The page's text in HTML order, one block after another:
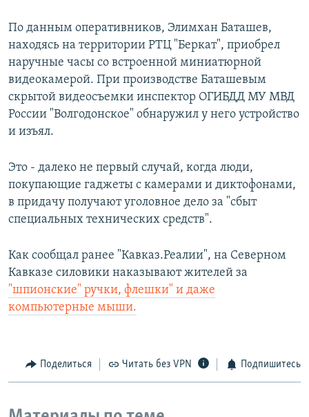
По данным оперативников, Элимхан Баташев,
находясь на территории РТЦ "Беркат", приобрел
наручные часы со встроенной миниатюрной
видеокамерой. При производстве Баташевым
скрытой видеосъемки инспектор ОГИБДД МУ МВД
России "Волгодонское" обнаружил у него устройство
и изъял.
Это - далеко не первый случай, когда люди,
покупающие гаджеты с камерами и диктофонами,
в придачу получают уголовное дело за "сбыт
специальных технических средств".
Как сообщал ранее "Кавказ.Реалии", на Северном
Кавказе силовики наказывают жителей за
"шпионские" ручки, флешки" и даже
компьютерные мыши.
Поделиться Читать без VPN Подпишитесь